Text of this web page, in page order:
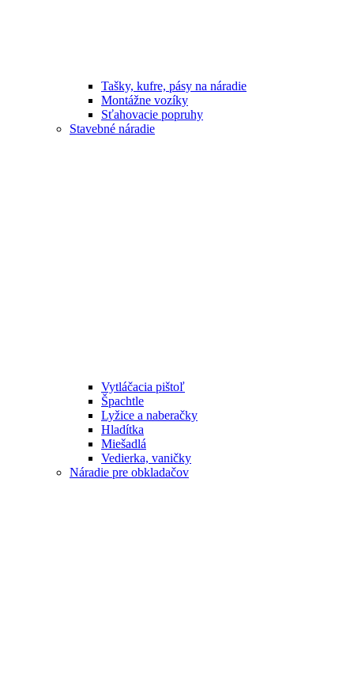
Tašky, kufre, pásy na náradie
Montážne vozíky
Sťahovacie popruhy
Stavebné náradie
Vytláčacia pištoľ
Špachtle
Lyžice a naberačky
Hladítka
Miešadlá
Vedierka, vaničky
Náradie pre obkladačov